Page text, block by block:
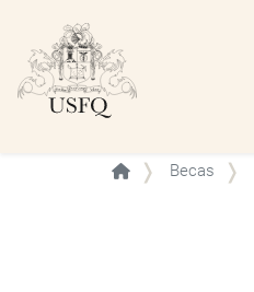
Becas